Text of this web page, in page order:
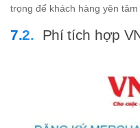
trọng để khách hàng yên
Phí tích hợp